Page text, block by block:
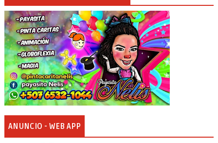
ANUNCIO - WEB APP